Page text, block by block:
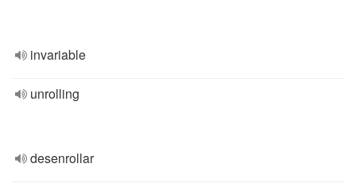
invariable
unrolling
desenrollar